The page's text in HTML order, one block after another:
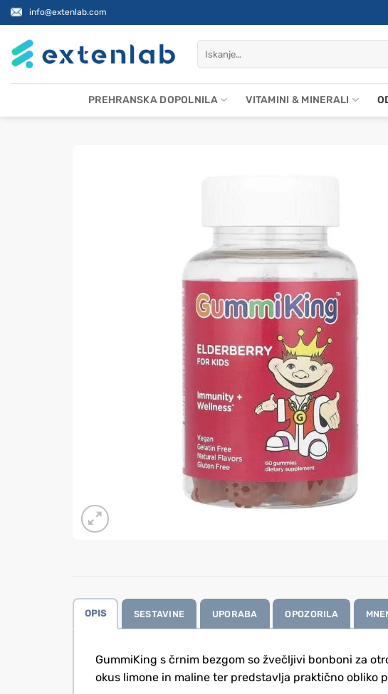
Skoči
na
vsebino
info@extenlab.com
PREHRANSKA DOPOLNILA VITAMINI & MINERALI
OPIS SESTAVINE UPORABA OPOZORILA
GummiKing s črnim bezgom so žvečljivi bonboni za
okus limone in maline ter predstavlja praktično obliko